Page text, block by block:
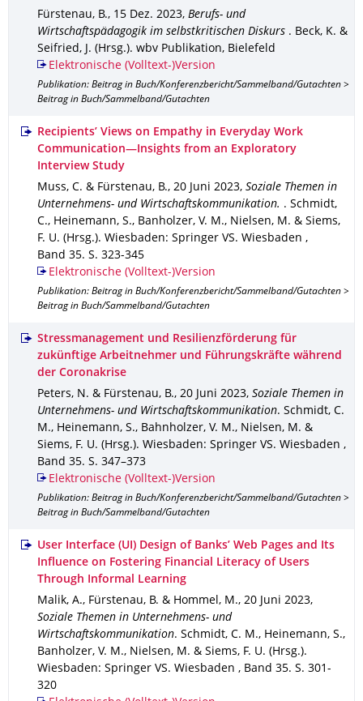
Fürstenau, B., 15 Dez. 2023, Berufs- und
Wirtschaftspädagogik im selbstkritischen Diskurs . Beck, K. &
Seifried, J. (Hrsg.). wbv Publikation, Bielefeld
Elektronische (Volltext-)Version
Publikation: Beitrag in Buch/Konferenzbericht/Sammelband/Gutachten >
Beitrag in Buch/Sammelband/Gutachten
Recipients’ Views on Empathy in Everyday Work
Communication—Insights from an Exploratory
Interview Study
Muss, C. & Fürstenau, B., 20 Juni 2023, Soziale Themen in
Unternehmens- und Wirtschaftskommunikation. . Schmidt,
C., Heinemann, S., Banholzer, V. M., Nielsen, M. & Siems,
F. U. (Hrsg.). Wiesbaden: Springer VS. Wiesbaden ,
Band 35. S. 323-345
Elektronische (Volltext-)Version
Publikation: Beitrag in Buch/Konferenzbericht/Sammelband/Gutachten >
Beitrag in Buch/Sammelband/Gutachten
Stressmanagement und Resilienzförderung für
zukünftige Arbeitnehmer und Führungskräfte während
der Coronakrise
Peters, N. & Fürstenau, B., 20 Juni 2023, Soziale Themen in
Unternehmens- und Wirtschaftskommunikation. Schmidt, C.
M., Heinemann, S., Bahnholzer, V. M., Nielsen, M. &
Siems, F. U. (Hrsg.). Wiesbaden: Springer VS. Wiesbaden ,
Band 35. S. 347–373
Elektronische (Volltext-)Version
Publikation: Beitrag in Buch/Konferenzbericht/Sammelband/Gutachten >
Beitrag in Buch/Sammelband/Gutachten
User Interface (UI) Design of Banks’ Web Pages and Its
Influence on Fostering Financial Literacy of Users
Through Informal Learning
Malik, A., Fürstenau, B. & Hommel, M., 20 Juni 2023,
Soziale Themen in Unternehmens- und
Wirtschaftskommunikation. Schmidt, C. M., Heinemann, S.,
Banholzer, V. M., Nielsen, M. & Siems, F. U. (Hrsg.).
Wiesbaden: Springer VS. Wiesbaden , Band 35. S. 301-
320